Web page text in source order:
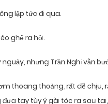
lập tức đi qua.
ghế ra hỏi.
nhưng Trần Nghị vẫn
thoang thoảng, rất dễ chịu,
tay tùy ý gài tóc ra sau